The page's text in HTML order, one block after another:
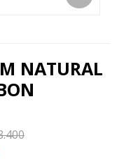
NATURAL